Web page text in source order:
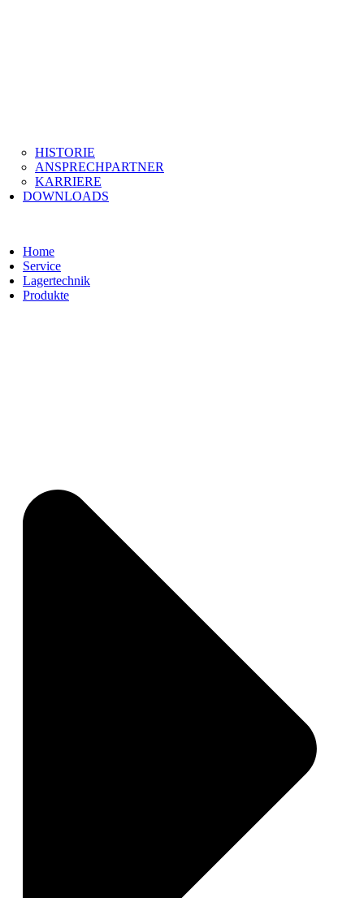
HISTORIE
ANSPRECHPARTNER
KARRIERE
DOWNLOADS
Home
Service
Lagertechnik
Produkte